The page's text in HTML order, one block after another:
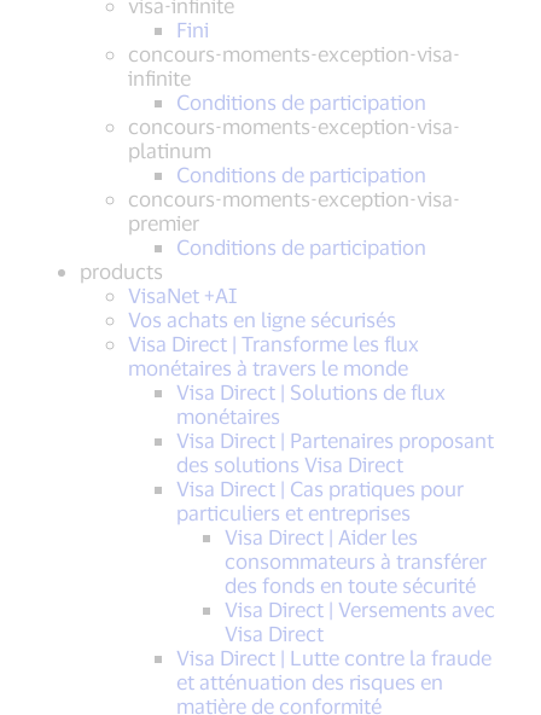
visa-infinite
Fini
concours-moments-exception-visa-
infinite
Conditions de participation
concours-moments-exception-visa-
platinum
Conditions de participation
concours-moments-exception-visa-
premier
Conditions de participation
products
VisaNet +AI
Vos achats en ligne sécurisés
Visa Direct | Transforme les flux
monétaires à travers le monde
Visa Direct | Solutions de flux
monétaires
Visa Direct | Partenaires proposant
des solutions Visa Direct
Visa Direct | Cas pratiques pour
particuliers et entreprises
Visa Direct | Aider les
consommateurs à transférer
des fonds en toute sécurité
Visa Direct | Versements avec
Visa Direct
Visa Direct | Lutte contre la fraude
et atténuation des risques en
matière de conformité